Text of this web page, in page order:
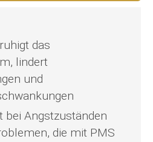
das
lindert
und
bei Angstzuständen
die mit PMS